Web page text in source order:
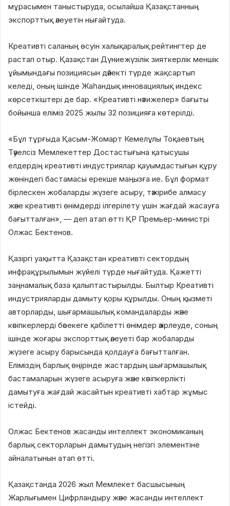
мұрасымен таныстыруда, осылайша Қазақстанның
экспорттық әлеуетін нығайтуда.
Креативті саланың өсуін халықаралық рейтингтер де
растап отыр. Қазақстан Дүниежүзілік зияткерлік меншік
ұйымындағы позициясын дәйекті түрде жақсартып
келеді, оның ішінде Жаһандық инновациялық индекс
көрсеткіштері де бар. «Креативті нәтижелер» бағыты
бойынша еліміз 2025 жылы 32 позицияға көтерілді.
«Бұл тұрғыда Қасым-Жомарт Кемелұлы Тоқаевтың
Тәуелсіз Мемлекеттер Достастығына қатысушы
елдердің креативті индустриялар қауымдастығын құру
жөніндегі бастамасы ерекше маңызға ие. Бұл формат
бірлескен жобаларды жүзеге асыру, тәжірибе алмасу
және креативті өнімдерді ілгерілету үшін жағдай жасауға
бағытталған», — деп атап өтті ҚР Премьер-министрі
Олжас Бектенов.
Қазіргі уақытта Қазақстан креативті сектордың
инфрақұрылымын жүйелі түрде нығайтуда. Қажетті
заңнамалық база қалыптастырылды. Былтыр Креативті
индустрияларды дамыту қоры құрылды. Оның қызметі
авторларды, шығармашылық командаларды және
кәсіпкерлерді бәсекеге қабілетті өнімдер әзірлеуде, соның
ішінде жоғары экспорттық әлеуеті бар жобаларды
жүзеге асыру барысында қолдауға бағытталған.
Еліміздің барлық өңірінде жастардың шығармашылық
бастамаларын жүзеге асыруға және кәсіпкерлікті
дамытуға жағдай жасайтын креативті хабтар жұмыс
істейді.
Олжас Бектенов жасанды интеллект экономиканың
барлық секторларын дамытудың негізгі элементіне
айналатынын атап өтті.
Қазақстанда 2026 жыл Мемлекет басшысының
Жарлығымен Цифрландыру және жасанды интеллект